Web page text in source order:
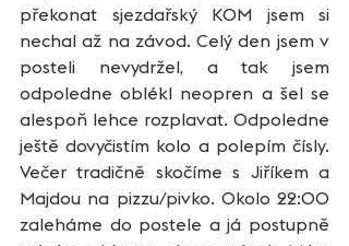
překonat sjezdařský KOM jsem si
nechal až na závod. Celý den jsem v
posteli nevydržel, a tak jsem
odpoledne oblékl neopren a šel se
alespoň lehce rozplavat. Odpoledne
ještě dovyčistím kolo a polepím čísly.
Večer tradičně skočíme s Jiříkem a
Majdou na pizzu/pivko. Okolo 22:00
zaleháme do postele a já postupně